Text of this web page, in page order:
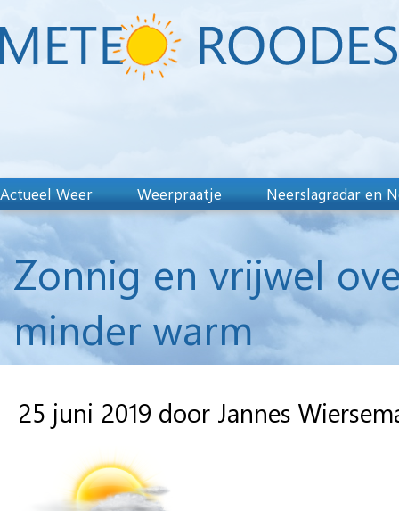
Actueel Weer Weerpraatje Neerslagradar en
Zonnig en vrijwel
minder warm
25 juni 2019 door Jannes